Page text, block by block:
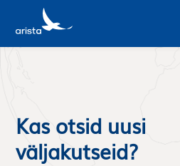
Kas otsid uusi
väljakutseid?